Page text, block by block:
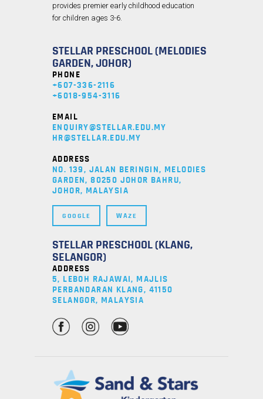
provides premier early childhood education
for children ages 3-6.
STELLAR PRESCHOOL (MELODIES
GARDEN, JOHOR)
PHONE
+607-336-2116
+6018-954-3116
EMAIL
ENQUIRY@STELLAR.EDU.MY
HR@STELLAR.EDU.MY
ADDRESS
NO. 139, JALAN BERINGIN, MELODIES
GARDEN, 80250 JOHOR BAHRU,
JOHOR, MALAYSIA
GOOGLE WAZE
STELLAR PRESCHOOL (KLANG,
SELANGOR)
ADDRESS
5, LEBOH RAJAWAI, MAJLIS
PERBANDARAN KLANG, 41150
SELANGOR, MALAYSIA